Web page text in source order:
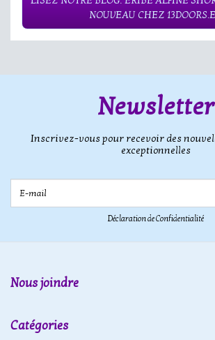
NOUVEAU CHEZ
Newsletter
Inscrivez-vous pour recevoir des
exceptionnelles
Déclaration de Confidentialité
Nous joindre
Catégories